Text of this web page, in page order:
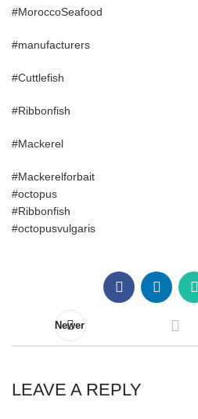
#MoroccoSeafood
#manufacturers
#Cuttlefish
#Ribbonfish
#Mackerel
#Mackerelforbait
#octopus
#Ribbonfish
#octopusvulgaris
Newer
LEAVE A REPLY